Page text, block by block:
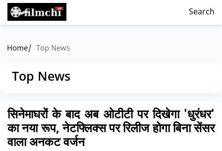
Search
Home/ Top News
Top News
सिनेमाघरों के बाद अब ओटीटी पर दिखेगा 'धुरंधर'
का नया रूप, नेटफ्लिक्स पर रिलीज होगा बिना सेंसर
वाला अनकट वर्जन